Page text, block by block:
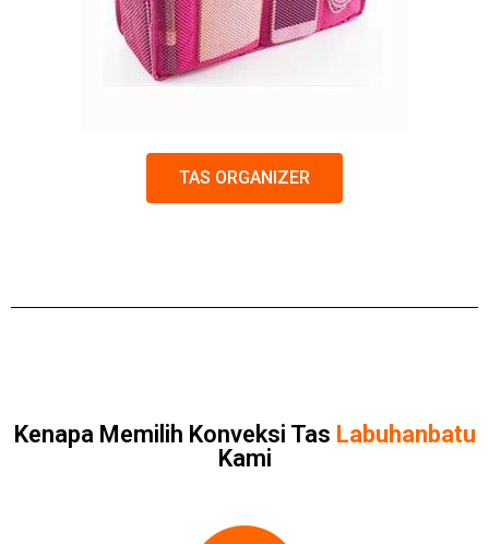
TAS ORGANIZER
Kenapa Memilih Konveksi Tas Labuhanbatu
Kami